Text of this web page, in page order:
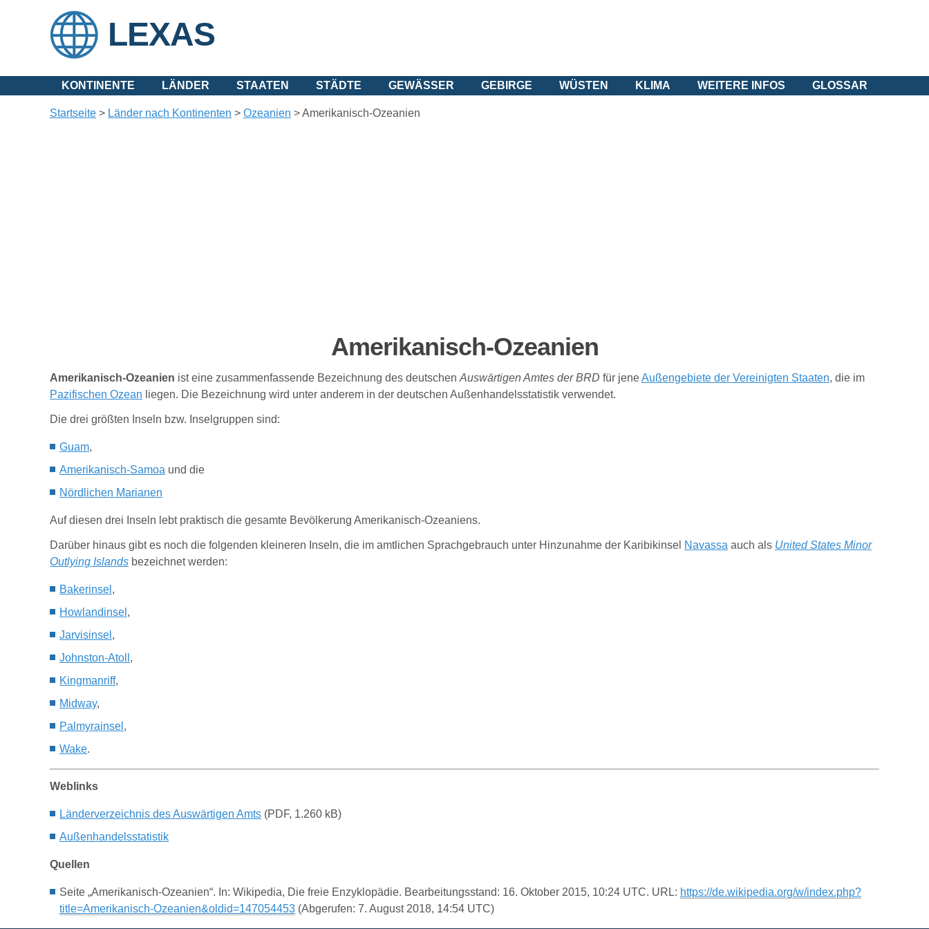
LEXAS
KONTINENTE LÄNDER STAATEN STÄDTE GEWÄSSER GEBIRGE WÜSTEN KLIMA WEITERE INFOS GLOSSAR
Startseite > Länder nach Kontinenten > Ozeanien >Amerikanisch-Ozeanien
Amerikanisch-Ozeanien
Amerikanisch-Ozeanien ist eine zusammenfassende Bezeichnung des deutschen Auswärtigen Amtes der BRD für jeneAußengebiete der Vereinigten Staaten, die im
Pazifischen Ozean liegen. Die Bezeichnung wird unter anderem in der deutschen Außenhandelsstatistik verwendet.
Die drei größten Inseln bzw. Inselgruppen sind:
Guam,
Amerikanisch-Samoa und die
Nördlichen Marianen
Auf diesen drei Inseln lebt praktisch die gesamte Bevölkerung Amerikanisch-Ozeaniens.
Darüber hinaus gibt es noch die folgenden kleineren Inseln, die im amtlichen Sprachgebrauch unter Hinzunahme der Karibikinsel Navassa auch als United States Minor
Outlying Islands bezeichnet werden:
Bakerinsel ,
Howlandinsel ,
Jarvisinsel ,
Johnston-Atoll ,
Kingmanriff,
Midway,
Palmyrainsel ,
Wake.
Weblinks
Länderverzeichnis des Auswärtigen Amts (PDF, 1.260 kB)
Außenhandelsstatistik
Quellen
Seite „Amerikanisch-Ozeanien“. In: Wikipedia, Die freie Enzyklopädie. Bearbeitungsstand: 16. Oktober 2015, 10:24 UTC. URL: https://de.wikipedia.org/w/index.php?
title=Amerikanisch-Ozeanien&oldid=147054453 (Abgerufen: 7. August 2018, 14:54 UTC)